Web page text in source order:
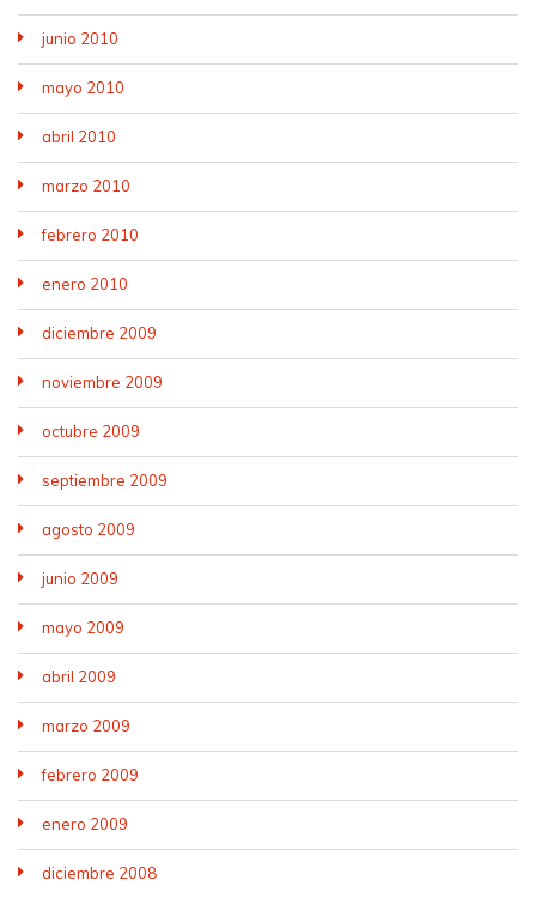
junio 2010
mayo 2010
abril 2010
marzo 2010
febrero 2010
enero 2010
diciembre 2009
noviembre 2009
octubre 2009
septiembre 2009
agosto 2009
junio 2009
mayo 2009
abril 2009
marzo 2009
febrero 2009
enero 2009
diciembre 2008